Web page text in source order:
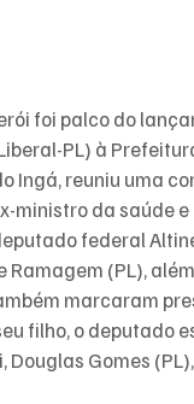
foi palco do
PL) à
Ingá, reuniu uma
ministro da saúde
federal
(PL),
marcaram
filho, o deputado
Gomes